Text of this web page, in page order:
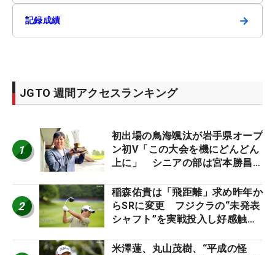
記録成績 →
JGTO 週間アクセスランキング
1
初出場の鳥海颯汰が岩手県オープ
ン初V「この大会を機にどんどん
上に」 シニアの部は宮本勝昌が
2
稲森佑貴は「飛距離」求め昨年か
らSRに変更 フジクラの“未発表
シャフト”を実戦投入し好感触
ーのヒトネタ！】
米澤蓮、丸山茂樹、“平成の怪